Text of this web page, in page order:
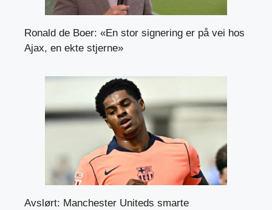
Ronald de Boer: «En stor signering er på vei hos
Ajax, en ekte stjerne»
Avslørt: Manchester Uniteds smarte